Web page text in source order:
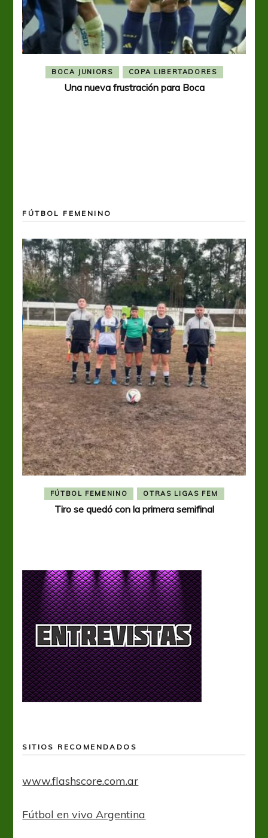
BOCA JUNIORS COPA LIBERTADORES
Una nueva frustración para Boca
FÚTBOL FEMENINO
FÚTBOL FEMENINO OTRAS LIGAS FEM
Tiro se quedó con la primera semifinal
SITIOS RECOMENDADOS
www.flashscore.com.ar
Fútbol en vivo Argentina